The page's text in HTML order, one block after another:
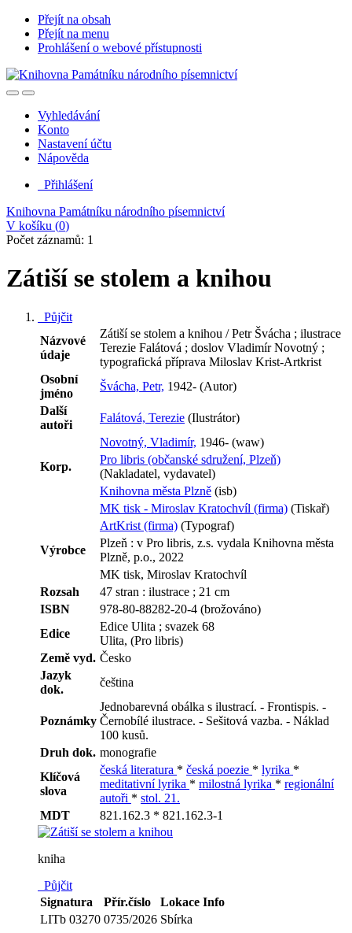
Přejít na obsah
Přejít na menu
Prohlášení o webové přístupnosti
Vyhledávání
Konto
Nastavení účtu
Nápověda
Přihlášení
Knihovna Památníku národního písemnictví
V košíku (0)
Počet záznamů: 1
Zátiší se stolem a knihou
Půjčit
Názvové
údaje
Zátiší se stolem a knihou / Petr Švácha ; ilustrace
Terezie Falátová ; doslov Vladimír Novotný ;
typografická příprava Miloslav Krist-Artkrist
Osobní
jméno
Švácha, Petr, 1942- (Autor)
Další
autoři
Falátová, Terezie (Ilustrátor)
Novotný, Vladimír, 1946- (waw)
Korp.
Pro libris (občanské sdružení, Plzeň)
(Nakladatel, vydavatel)
Knihovna města Plzně (isb)
MK tisk - Miroslav Kratochvíl (firma) (Tiskař)
ArtKrist (firma) (Typograf)
Výrobce
Plzeň : v Pro libris, z.s. vydala Knihovna města
Plzně, p.o., 2022
MK tisk, Miroslav Kratochvíl
Rozsah
47 stran : ilustrace ; 21 cm
ISBN
978-80-88282-20-4 (brožováno)
Edice
Edice Ulita ; svazek 68
Ulita, (Pro libris)
Země vyd. Česko
Jazyk
dok.
čeština
Poznámky
Jednobarevná obálka s ilustrací. - Frontispis. -
Černobílé ilustrace. - Sešitová vazba. - Náklad
100 kusů.
Druh dok. monografie
Klíčová
slova
česká literatura * česká poezie * lyrika *
meditativní lyrika * milostná lyrika * regionální
autoři * stol. 21.
MDT
821.162.3 * 821.162.3-1
kniha
Půjčit
Signatura
Přír.číslo Lokace Info
LITb 03270 0735/2026 Sbírka